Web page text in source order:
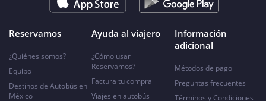
Reservamos
¿Quiénes somos?
Equipo
Destinos de Autobús en
México
Ayuda al viajero
¿Cómo usar
Reservamos?
Factura tu compra
Viajes en autobús
Información
adicional
Métodos de pago
Preguntas frecuentes
Términos y Condiciones